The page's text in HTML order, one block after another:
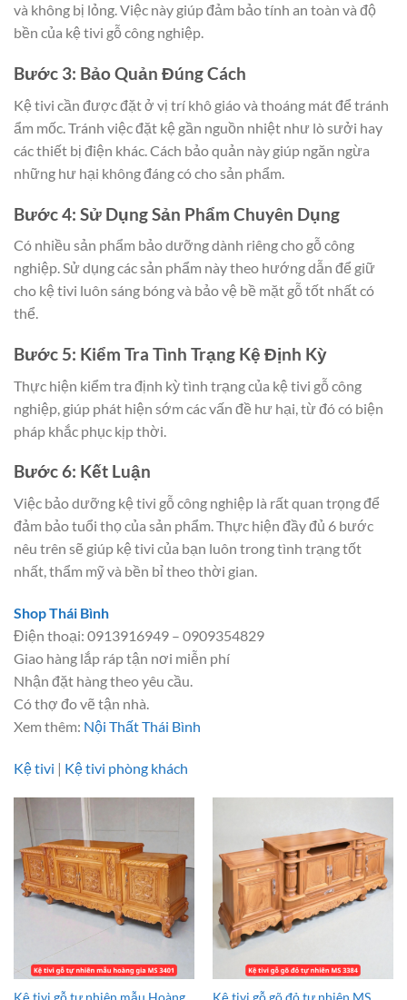
và không bị lỏng. Việc này giúp đảm bảo tính an toàn và độ
bền của kệ tivi gỗ công nghiệp.
Bước 3: Bảo Quản Đúng Cách
Kệ tivi cần được đặt ở vị trí khô giáo và thoáng mát để tránh
ẩm mốc. Tránh việc đặt kệ gần nguồn nhiệt như lò sưởi hay
các thiết bị điện khác. Cách bảo quản này giúp ngăn ngừa
những hư hại không đáng có cho sản phẩm.
Bước 4: Sử Dụng Sản Phẩm Chuyên Dụng
Có nhiều sản phẩm bảo dưỡng dành riêng cho gỗ công
nghiệp. Sử dụng các sản phẩm này theo hướng dẫn để giữ
cho kệ tivi luôn sáng bóng và bảo vệ bề mặt gỗ tốt nhất có
thể.
Bước 5: Kiểm Tra Tình Trạng Kệ Định Kỳ
Thực hiện kiểm tra định kỳ tình trạng của kệ tivi gỗ công
nghiệp, giúp phát hiện sớm các vấn đề hư hại, từ đó có biện
pháp khắc phục kịp thời.
Bước 6: Kết Luận
Việc bảo dưỡng kệ tivi gỗ công nghiệp là rất quan trọng để
đảm bảo tuổi thọ của sản phẩm. Thực hiện đầy đủ 6 bước
nêu trên sẽ giúp kệ tivi của bạn luôn trong tình trạng tốt
nhất, thẩm mỹ và bền bỉ theo thời gian.
Shop Thái Bình
Điện thoại: 0913916949 – 0909354829
Giao hàng lắp ráp tận nơi miễn phí
Nhận đặt hàng theo yêu cầu.
Có thợ đo vẽ tận nhà.
Xem thêm: Nội Thất Thái Bình
Kệ tivi | Kệ tivi phòng khách